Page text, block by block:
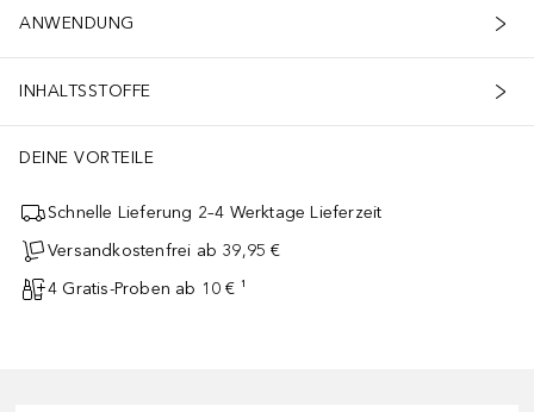
ANWENDUNG
INHALTSSTOFFE
DEINE VORTEILE
Schnelle Lieferung 2–4 Werktage Lieferzeit
Versandkostenfrei ab 39,95 €
4 Gratis-Proben ab 10 € ¹